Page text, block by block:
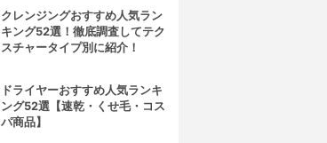
クレンジングおすすめ人気ラン
キング52選！徹底調査してテク
スチャータイプ別に紹介！
ドライヤーおすすめ人気ランキ
ング52選【速乾・くせ毛・コス
パ商品】